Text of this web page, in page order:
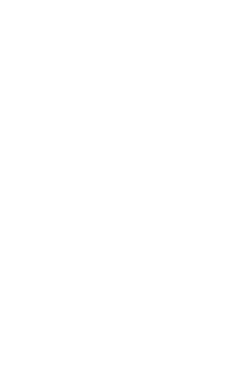
permite a
em
e
intuitivo, ele
dos
elástico
ao